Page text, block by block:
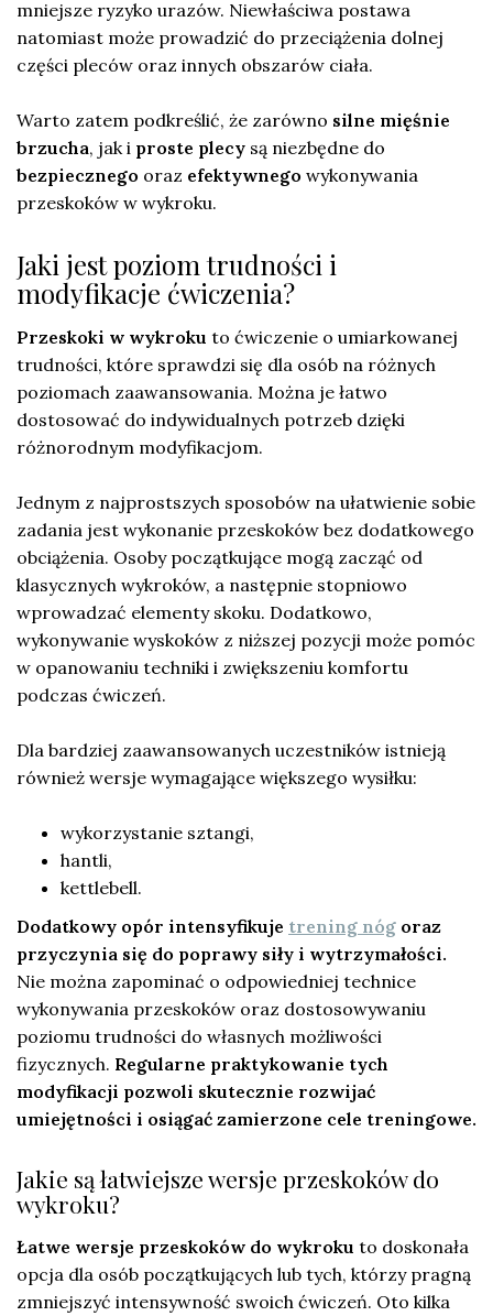
mniejsze ryzyko urazów. Niewłaściwa postawa
natomiast może prowadzić do przeciążenia dolnej
części pleców oraz innych obszarów ciała.
Warto zatem podkreślić, że zarówno silne mięśnie
brzucha, jak i proste plecy są niezbędne do
bezpiecznego oraz efektywnego wykonywania
przeskoków w wykroku.
Jaki jest poziom trudności i
modyfikacje ćwiczenia?
Przeskoki w wykroku to ćwiczenie o umiarkowanej
trudności, które sprawdzi się dla osób na różnych
poziomach zaawansowania. Można je łatwo
dostosować do indywidualnych potrzeb dzięki
różnorodnym modyfikacjom.
Jednym z najprostszych sposobów na ułatwienie sobie
zadania jest wykonanie przeskoków bez dodatkowego
obciążenia. Osoby początkujące mogą zacząć od
klasycznych wykroków, a następnie stopniowo
wprowadzać elementy skoku. Dodatkowo,
wykonywanie wyskoków z niższej pozycji może pomóc
w opanowaniu techniki i zwiększeniu komfortu
podczas ćwiczeń.
Dla bardziej zaawansowanych uczestników istnieją
również wersje wymagające większego wysiłku:
wykorzystanie sztangi,
hantli,
kettlebell.
Dodatkowy opór intensyfikuje trening nóg oraz
przyczynia się do poprawy siły i wytrzymałości.
Nie można zapominać o odpowiedniej technice
wykonywania przeskoków oraz dostosowywaniu
poziomu trudności do własnych możliwości
fizycznych. Regularne praktykowanie tych
modyfikacji pozwoli skutecznie rozwijać
umiejętności i osiągać zamierzone cele treningowe.
Jakie są łatwiejsze wersje przeskoków do
wykroku?
Łatwe wersje przeskoków do wykroku to doskonała
opcja dla osób początkujących lub tych, którzy pragną
zmniejszyć intensywność swoich ćwiczeń. Oto kilka